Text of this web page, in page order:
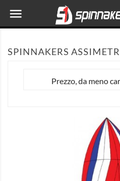

SPINNAKERS
Prezzo, da meno